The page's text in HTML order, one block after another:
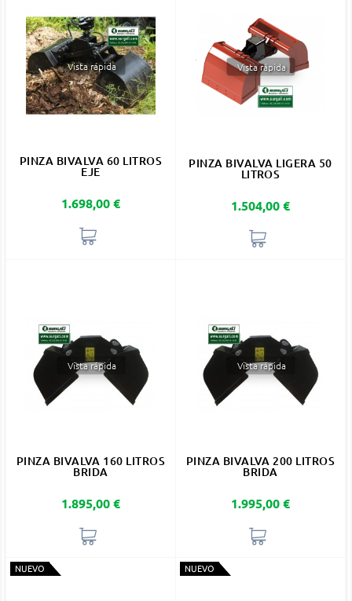
Vista rápida
PINZA BIVALVA 60 LITROS
EJE
Precio
1.698,00 €
Vista rápida
PINZA BIVALVA LIGERA 50
LITROS
Precio
1.504,00 €
Vista rápida
PINZA BIVALVA 160 LITROS
BRIDA
Precio
1.895,00 €
Vista rápida
PINZA BIVALVA 200 LITROS
BRIDA
Precio
1.995,00 €
NUEVO NUEVO